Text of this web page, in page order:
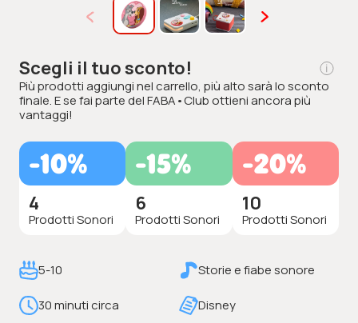
Scegli il tuo sconto!
Più prodotti aggiungi nel carrello, più alto sarà lo sconto
finale. E se fai parte del FABA•Club ottieni ancora più
vantaggi!
-10%
4
Prodotti Sonori
-15%
6
Prodotti Sonori
-20%
10
Prodotti Sonori
5-10 Storie e fiabe sonore
30 minuti circa Disney